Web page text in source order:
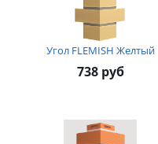
Угол FLEMISH Желтый
738 руб